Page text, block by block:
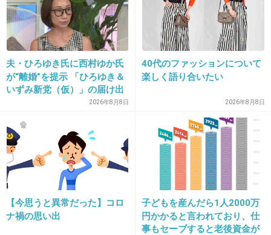
出典：livedoor.blogimg.jp
-7
24. 匿名 2014/06/24(火) 12:44:43
たかみなもその病だよね。
+206 -8
25. 匿名 2014/06/24(火) 12:45:31
ホント大島優子って、薄ら寒いこと平気で言う
よね。
夫・ひろゆき氏に西村ゆか氏
が“離婚”を提示 「ひろゆき＆
いずみ新党（仮）」の届け出
を知らされず激怒「信頼関係
るのは無理」
2026年8月8日
40代のファッションについて
楽しく語り合いたい
2026年8月8日
【今思うと異常だった】コロ
ナ禍の思い出
子どもを産んだら1人2000万
円かかると言われており、仕
事もセーブすると老後資金が